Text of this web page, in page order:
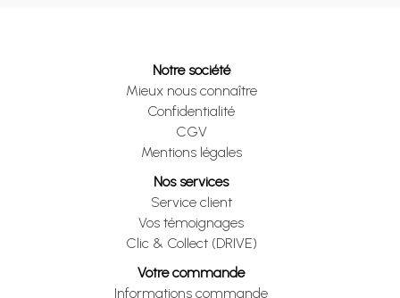
Notre société
Mieux nous connaître
Confidentialité
CGV
Mentions légales
Nos services
Service client
Vos témoignages
Clic & Collect (DRIVE)
Votre commande
Informations commande